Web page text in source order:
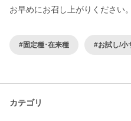
お早めにお召し上がりください
#固定種･在来種 #お試し/小
カテゴリ